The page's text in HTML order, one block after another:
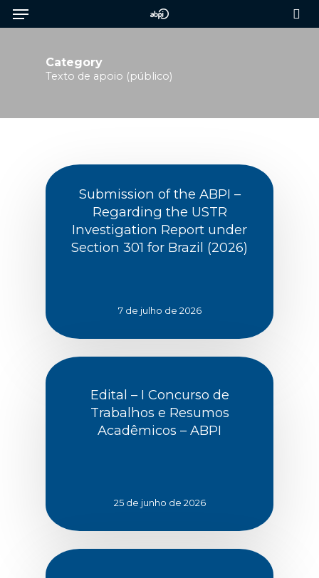
SkipMenu
Category
Texto de apoio (público)
Submission of the ABPI –
Regarding the USTR
Investigation Report under
Section 301 for Brazil (2026)
7 de julho de 2026
Edital – I Concurso de
Trabalhos e Resumos
Acadêmicos – ABPI
25 de junho de 2026